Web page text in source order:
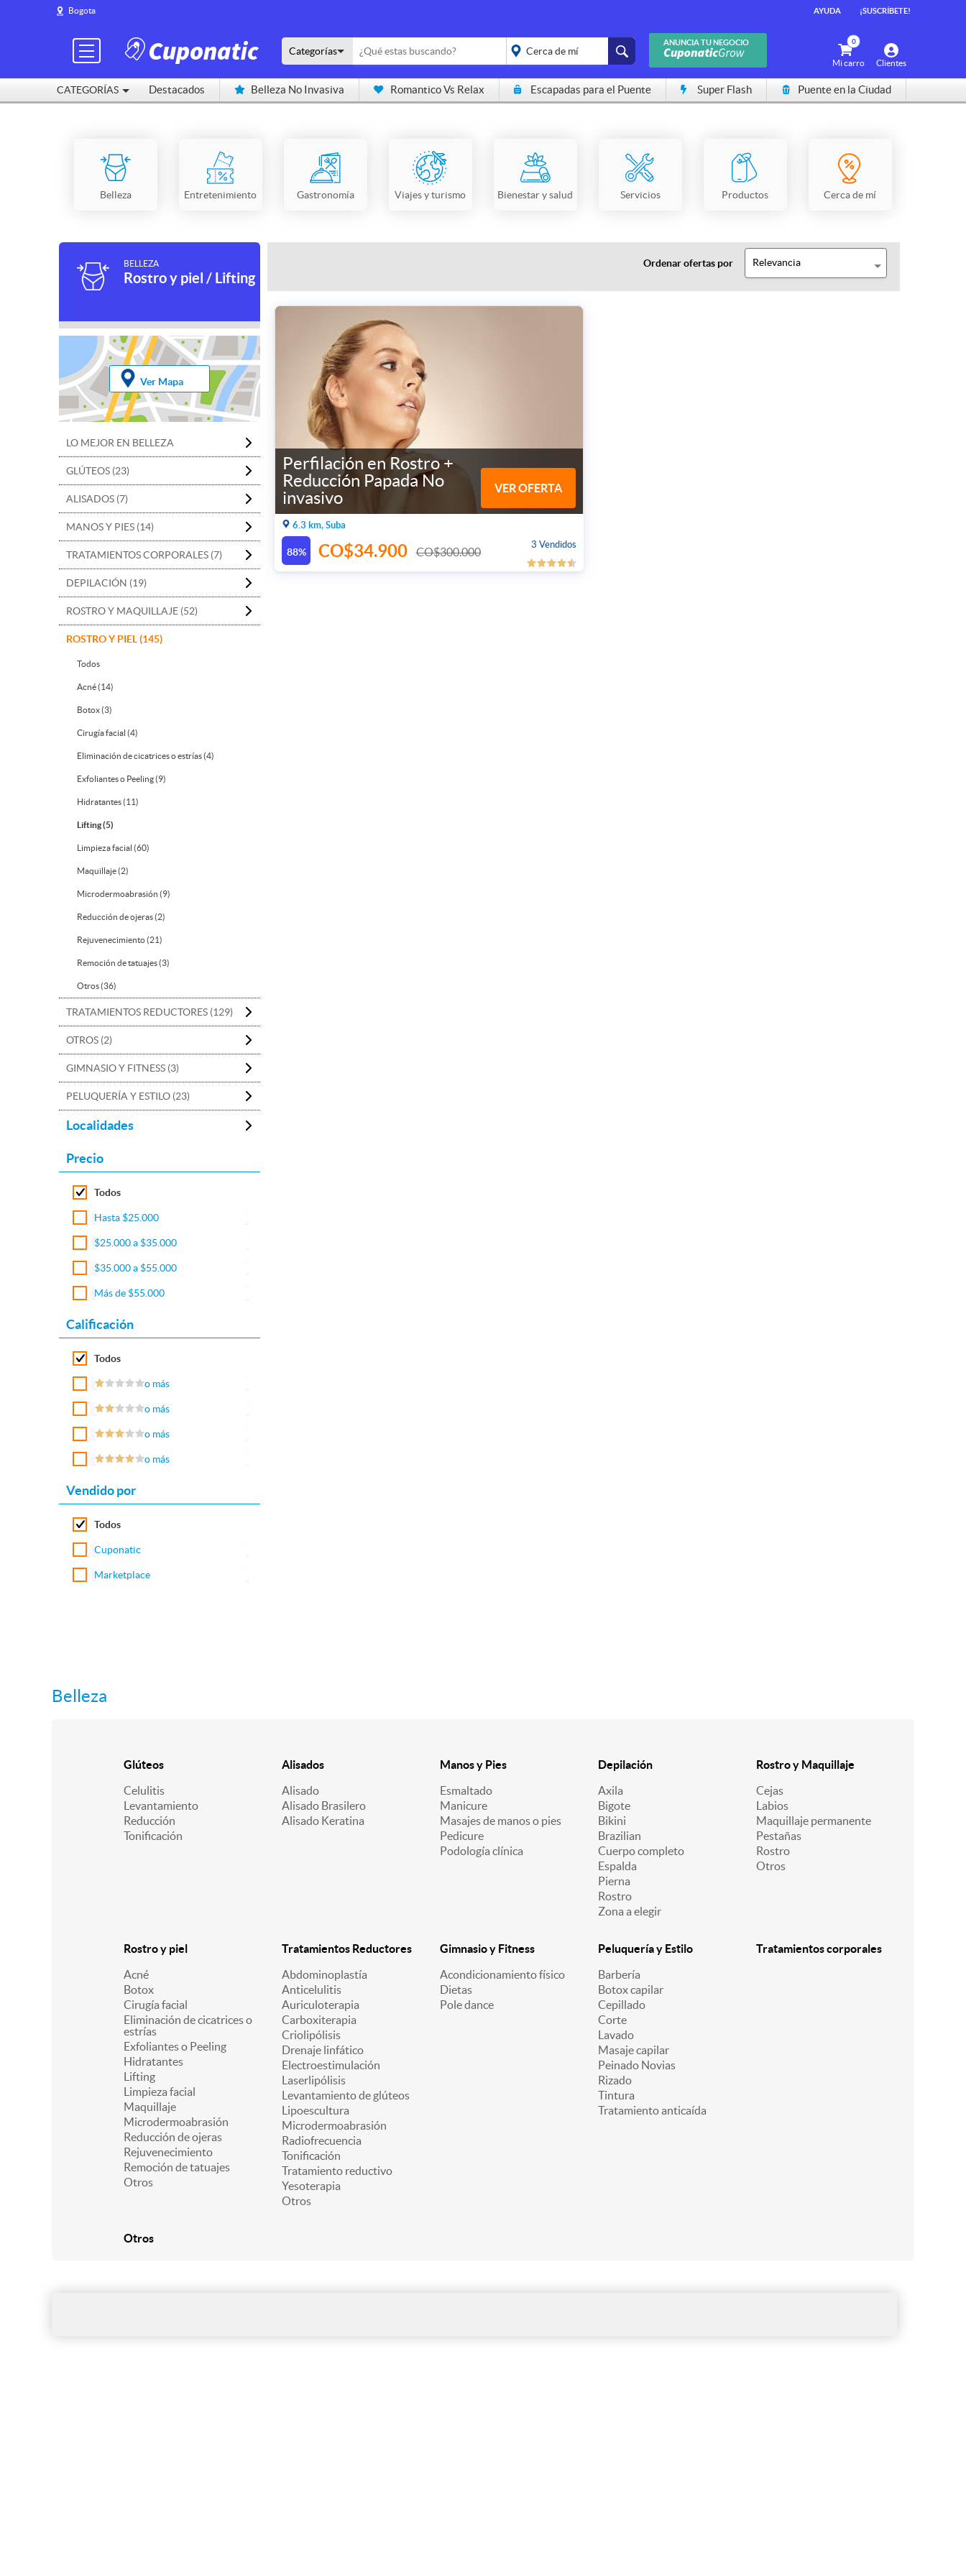
Bogota AYUDA ¡SUSCRÍBETE!
CATEGORÍAS
ANUNCIA TU NEGOCIO
Clientes
Categorías
placeholder="Todo el
0
Mi carro
Destacados Belleza No Invasiva Romantico Vs Relax Escapadas para el Puente Super Flash Puente en la Ciudad
Belleza Entretenimiento Gastronomía Viajes y turismo Bienestar y salud Servicios Productos Cerca de mí
BELLEZA
Rostro y piel / Lifting
Ver Mapa
LO MEJOR EN BELLEZA
GLÚTEOS (23)
ALISADOS (7)
MANOS Y PIES (14)
TRATAMIENTOS CORPORALES (7)
DEPILACIÓN (19)
ROSTRO Y MAQUILLAJE (52)
ROSTRO Y PIEL (145)
Todos
Acné (14)
Botox (3)
Cirugía facial (4)
Eliminación de cicatrices o estrías (4)
Exfoliantes o Peeling (9)
Hidratantes (11)
Lifting (5)
Limpieza facial (60)
Maquillaje (2)
Microdermoabrasión (9)
Reducción de ojeras (2)
Rejuvenecimiento (21)
Remoción de tatuajes (3)
Otros (36)
TRATAMIENTOS REDUCTORES (129)
OTROS (2)
GIMNASIO Y FITNESS (3)
PELUQUERÍA Y ESTILO (23)
Localidades
Precio
Todos
Hasta $25.000
$25.000 a $35.000
$35.000 a $55.000
Más de $55.000
Calificación
Todos
o más
o más
o más
o más
Vendido por
Todos
Cuponatic
Marketplace
Ordenar ofertas por Relevancia
Perfilación en Rostro +
Reducción Papada No
invasivo
VER OFERTA
6.3 km, Suba
88%
3 Vendidos
CO$34.900 CO$300.000
Belleza
Glúteos
Celulitis
Levantamiento
Reducción
Tonificación
Alisados
Alisado
Alisado Brasilero
Alisado Keratina
Manos y Pies
Esmaltado
Manicure
Masajes de manos o pies
Pedicure
Podología clínica
Depilación
Axila
Bigote
Bikini
Brazilian
Cuerpo completo
Espalda
Pierna
Rostro
Zona a elegir
Rostro y Maquillaje
Cejas
Labios
Maquillaje permanente
Pestañas
Rostro
Otros
Rostro y piel
Acné
Botox
Cirugía facial
Eliminación de cicatrices o
estrías
Exfoliantes o Peeling
Hidratantes
Lifting
Limpieza facial
Maquillaje
Microdermoabrasión
Reducción de ojeras
Rejuvenecimiento
Remoción de tatuajes
Otros
Tratamientos Reductores
Abdominoplastía
Anticelulitis
Auriculoterapia
Carboxiterapia
Criolipólisis
Drenaje linfático
Electroestimulación
Laserlipólisis
Levantamiento de glúteos
Lipoescultura
Microdermoabrasión
Radiofrecuencia
Tonificación
Tratamiento reductivo
Yesoterapia
Otros
Gimnasio y Fitness
Acondicionamiento físico
Dietas
Pole dance
Peluquería y Estilo
Barbería
Botox capilar
Cepillado
Corte
Lavado
Masaje capilar
Peinado Novias
Rizado
Tintura
Tratamiento anticaída
Tratamientos corporales
Otros